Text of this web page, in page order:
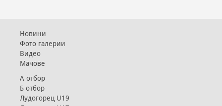
Новини
Фото галерии
Видео
Мачове
А отбор
Б отбор
Лудогорец U19